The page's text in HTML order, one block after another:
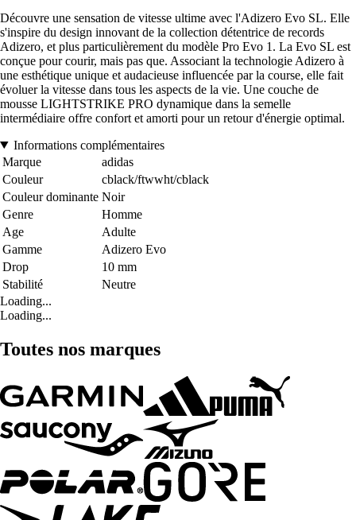
Découvre une sensation de vitesse ultime avec l'Adizero Evo SL. Elle
s'inspire du design innovant de la collection détentrice de records
Adizero, et plus particulièrement du modèle Pro Evo 1. La Evo SL est
conçue pour courir, mais pas que. Associant la technologie Adizero à
une esthétique unique et audacieuse influencée par la course, elle fait
évoluer la vitesse dans tous les aspects de la vie. Une couche de
mousse LIGHTSTRIKE PRO dynamique dans la semelle
intermédiaire offre confort et amorti pour un retour d'énergie optimal.
Informations complémentaires
Marque
adidas
Couleur
cblack/ftwwht/cblack
Couleur dominante Noir
Genre
Homme
Age
Adulte
Gamme
Adizero Evo
Drop
10 mm
Stabilité
Neutre
Loading...
Loading...
Toutes nos marques